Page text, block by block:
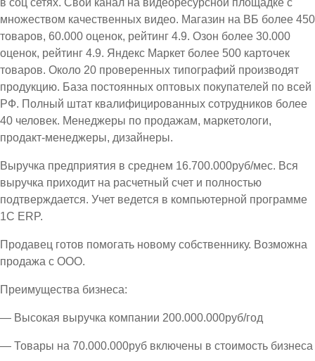
множеством качественных видео. Магазин на ВБ более 450
товаров, 60.000 оценок, рейтинг 4.9. Озон более 30.000
оценок, рейтинг 4.9. Яндекс Маркет более 500 карточек
товаров. Около 20 проверенных типографий производят
продукцию. База постоянных оптовых покупателей по всей
РФ. Полный штат квалифицированных сотрудников более
40 человек. Менеджеры по продажам, маркетологи,
продакт-менеджеры, дизайнеры.
Выручка предприятия в среднем 16.700.000руб/мес. Вся
выручка приходит на расчетный счет и полностью
подтверждается. Учет ведется в компьютерной программе
1С ЕRP.
Продавец готов помогать новому собственнику. Возможна
продажа с ООО.
Преимущества бизнеса:
— Высокая выручка компании 200.000.000руб/год
— Товары на 70.000.000руб включены в стоимость бизнеса